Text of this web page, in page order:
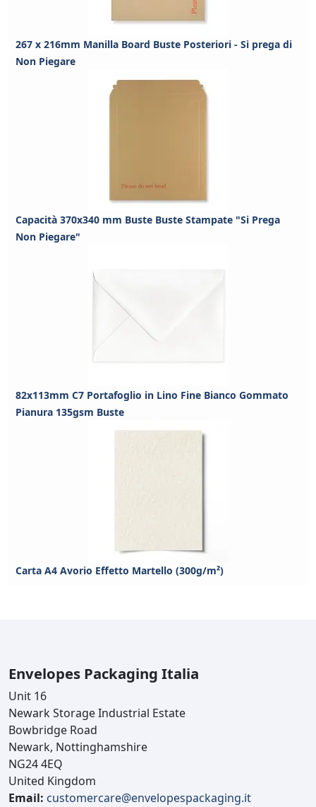
267 x 216mm Manilla Board Buste Posteriori - Si prega di
Non Piegare
Capacità 370x340 mm Buste Buste Stampate "Si Prega
Non Piegare"
82x113mm C7 Portafoglio in Lino Fine Bianco Gommato
Pianura 135gsm Buste
Carta A4 Avorio Effetto Martello (300g/m²)
Envelopes Packaging Italia
Unit 16
Newark Storage Industrial Estate
Bowbridge Road
Newark, Nottinghamshire
NG24 4EQ
United Kingdom
Email: customercare@envelopespackaging.it